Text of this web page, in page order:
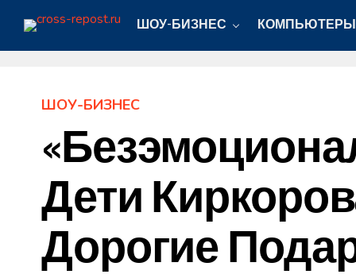
ШОУ-БИЗНЕС
ШОУ-БИЗНЕС
Дети
Дорогие